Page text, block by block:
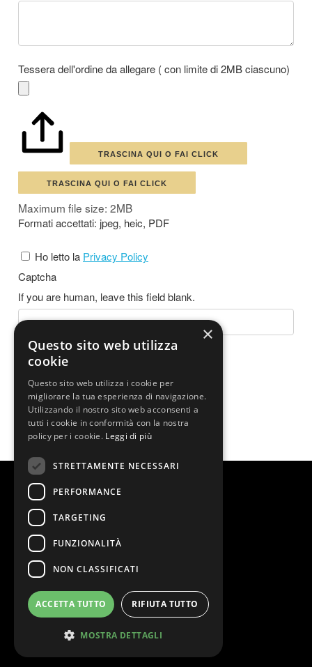
Tessera dell'ordine da allegare ( con limite di 2MB ciascuno)
TRASCINA QUI O FAI CLICK
TRASCINA QUI O FAI CLICK
Maximum file size: 2MB
Formati accettati: jpeg, heic, PDF
Ho letto la Privacy Policy
Captcha
If you are human, leave this field blank.
Stage Entertainment Srl
Via Asti 2, 20149 Milano
×
Questo sito web utilizza
cookie
Questo sito web utilizza i cookie per
migliorare la tua esperienza di navigazione.
Utilizzando il nostro sito web acconsenti a
tutti i cookie in conformità con la nostra
policy per i cookie. Leggi di più
STRETTAMENTE NECESSARI
PERFORMANCE
TARGETING
FUNZIONALITÀ
NON CLASSIFICATI
ACCETTA TUTTO RIFIUTA TUTTO
MOSTRA DETTAGLI